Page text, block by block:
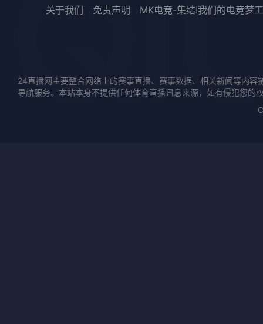
关于我们 免责声明 MK电竞-集结!我们的电竞梦
24直播网主要整合网络上的赛事直播、赛事数据、相关新闻等内
导航服务。本站本身不提供任何体育直播讯息来源，如有侵犯您的